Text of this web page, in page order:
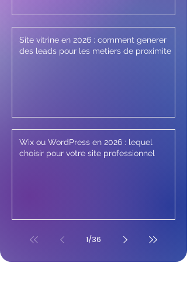
Site vitrine en 2026 : comment generer
des leads pour les metiers de proximite
Wix ou WordPress en 2026 : lequel
choisir pour votre site professionnel
1/36